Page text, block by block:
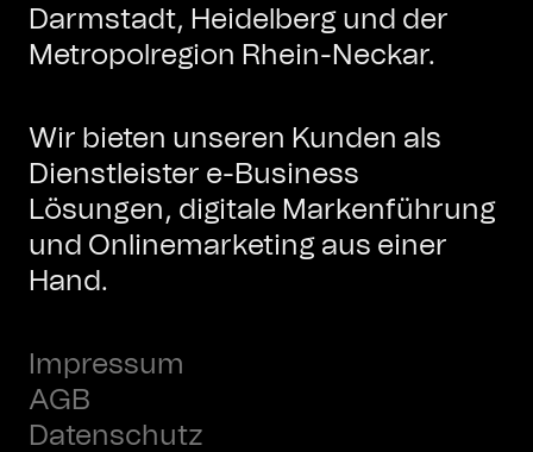
Darmstadt, Heidelberg und der
Metropolregion Rhein-Neckar.
Wir bieten unseren Kunden als
Dienstleister e-Business
Lösungen, digitale Markenführung
und Onlinemarketing aus einer
Hand.
Impressum
AGB
Datenschutz